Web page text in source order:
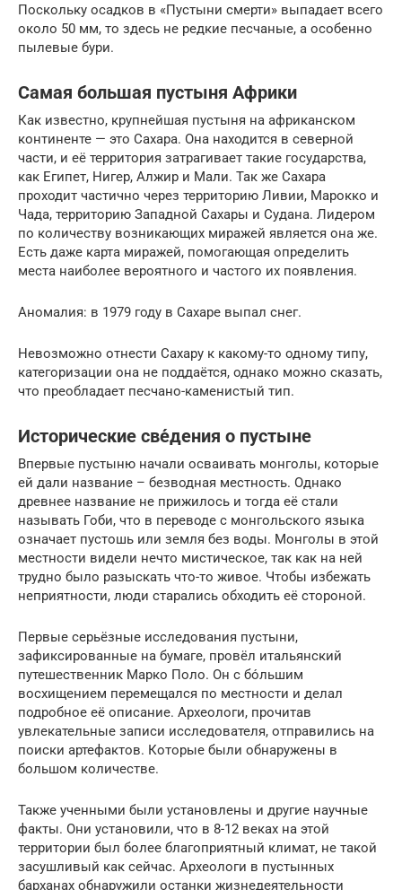
Поскольку осадков в «Пустыни смерти» выпадает всего
около 50 мм, то здесь не редкие песчаные, а особенно
пылевые бури.
Самая большая пустыня Африки
Как известно, крупнейшая пустыня на африканском
континенте — это Сахара. Она находится в северной
части, и её территория затрагивает такие государства,
как Египет, Нигер, Алжир и Мали. Так же Сахара
проходит частично через территорию Ливии, Марокко и
Чада, территорию Западной Сахары и Судана. Лидером
по количеству возникающих миражей является она же.
Есть даже карта миражей, помогающая определить
места наиболее вероятного и частого их появления.
Аномалия: в 1979 году в Сахаре выпал снег.
Невозможно отнести Сахару к какому-то одному типу,
категоризации она не поддаётся, однако можно сказать,
что преобладает песчано-каменистый тип.
Исторические све́дения о пустыне
Впервые пустыню начали осваивать монголы, которые
ей дали название – безводная местность. Однако
древнее название не прижилось и тогда её стали
называть Гоби, что в переводе с монгольского языка
означает пустошь или земля без воды. Монголы в этой
местности видели нечто мистическое, так как на ней
трудно было разыскать что-то живое. Чтобы избежать
неприятности, люди старались обходить её стороной.
Первые серьёзные исследования пустыни,
зафиксированные на бумаге, провёл итальянский
путешественник Марко Поло. Он с бо́льшим
восхищением перемещался по местности и делал
подробное её описание. Археологи, прочитав
увлекательные записи исследователя, отправились на
поиски артефактов. Которые были обнаружены в
большом количестве.
Также ученными были установлены и другие научные
факты. Они установили, что в 8-12 веках на этой
территории был более благоприятный климат, не такой
засушливый как сейчас. Археологи в пустынных
барханах обнаружили останки жизнедеятельности